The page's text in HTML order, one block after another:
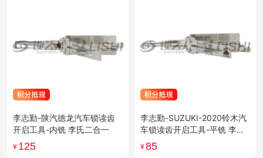
李志勤-陕汽德龙汽车锁读齿
开启工具-内铣 李氏二合一
¥ 125
李志勤-SUZUKI-2020铃木汽
车锁读齿开启工具-平铣 李氏
二合一
¥85